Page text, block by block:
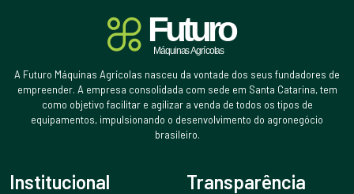
A Futuro Máquinas Agrícolas nasceu da vontade dos seus fundadores de
empreender. A empresa consolidada com sede em Santa Catarina, tem
como objetivo facilitar e agilizar a venda de todos os tipos de
equipamentos, impulsionando o desenvolvimento do agronegócio
brasileiro.
Institucional Transparência